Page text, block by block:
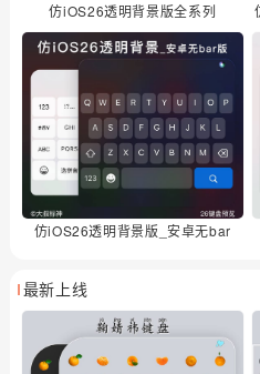
仿iOS26透明背景版全系列
仿iOS26透明背景版_安卓无bar
最新上线